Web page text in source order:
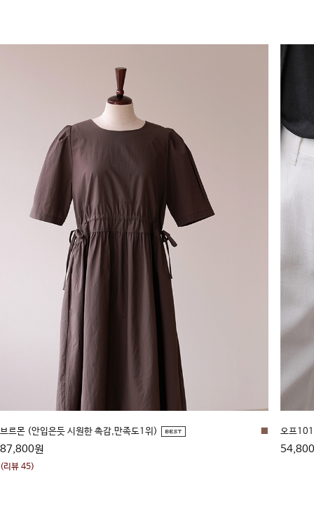
브르몬 (안입은듯 시원한 촉감,만족도1위)
87,800원
(리뷰 45)
오프101